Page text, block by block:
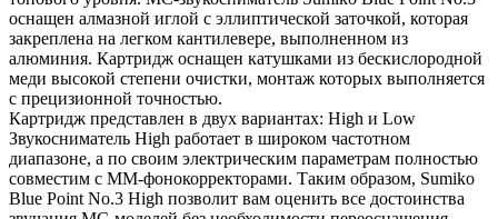
оснащен алмазной иглой с эллиптической заточкой, которая
закреплена на легком кантилевере, выполненном из
алюминия. Картридж оснащен катушками из бескислородной
меди высокой степени очистки, монтаж которых выполняется
с прецизионной точностью.
Картридж представлен в двух вариантах: High и Low
Звукосниматель High работает в широком частотном
диапазоне, а по своим электрическим параметрам полностью
совместим с MM-фонокорректорами. Таким образом, Sumiko
Blue Point No.3 High позволит вам оценить все достоинства